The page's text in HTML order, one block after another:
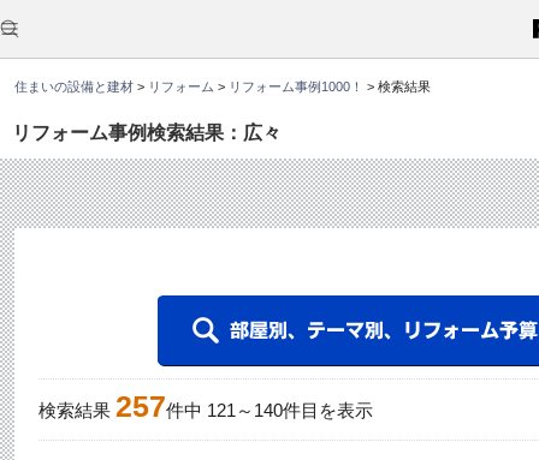
住まいの設備と建材 > リフォーム > リフォーム事例1000！ > 検索結果
リフォーム事例検索結果：広々
こ
か
ら
文
す
検索結果 257件中 121 ～ 140件目を表示